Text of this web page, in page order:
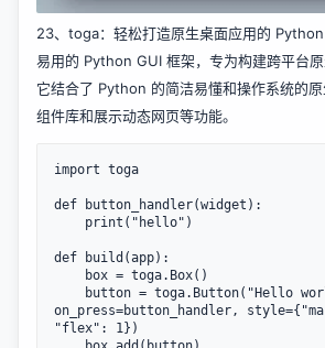
23、 toga：轻松打造原生桌面应用的
易用的 Python GUI 框架，专为构建跨平台原
它结合了 Python 的简洁易懂和操作系统的
组件库和展示动态网页等功能。
import toga
def button_handler(widget):
def build(app):
on_press=button_handler,
"flex": 1})